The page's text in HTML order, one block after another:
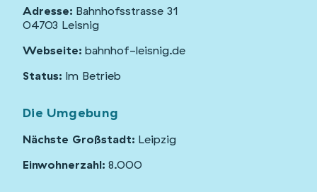
Adresse: Bahnhofsstrasse 31
04703 Leisnig
Webseite: bahnhof-leisnig.de
Status: Im Betrieb
Die Umgebung
Nächste Großstadt: Leipzig
Einwohnerzahl: 8.000